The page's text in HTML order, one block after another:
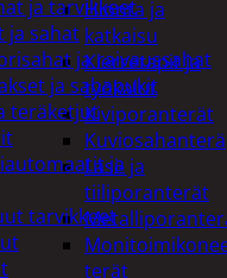
Hionta ja
katkaisu
Kierretapit ja
työkalut
Kiviporanterät
Kuviosahanterä
Lasi- ja
tiiliporanterät
terät
ja tarvikkeet
ja sahat
ja raivaussahat
ja sahapukit
teräketjut
ja
tarvikkeet